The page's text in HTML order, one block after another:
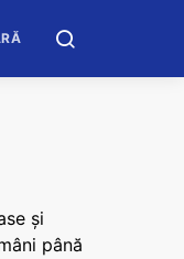
și
până